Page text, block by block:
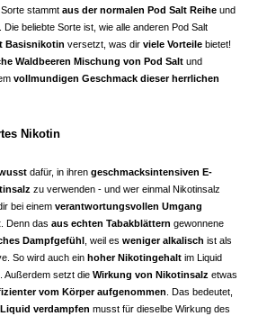
stammt aus der normalen Pod Salt Reihe und
. Die beliebte Sorte ist, wie alle anderen Pod Salt
Basisnikotin versetzt, was dir viele Vorteile bietet!
Waldbeeren Mischung von Pod Salt und
vollmundigen Geschmack dieser herrlichen
Nikotin
dafür, in ihren geschmacksintensiven E-
zu verwenden - und wer einmal Nikotinsalz
bei einem verantwortungsvollen Umgang
. Denn das aus echten Tabakblättern gewonnene
Dampfgefühl , weil es weniger alkalisch ist als
So wird auch ein hoher Nikotingehalt im Liquid
Außerdem setzt die Wirkung von Nikotinsalz etwas
vom Körper aufgenommen . Das bedeutet,
verdampfen musst für dieselbe Wirkung des